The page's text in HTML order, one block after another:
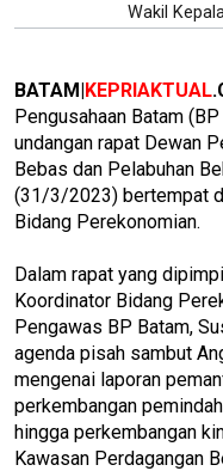
Wakil
BATAM|KEPRIAKTUAL
Pengusahaan Batam
undangan rapat Dewan
Bebas dan Pelabuhan
(31/3/2023) bertempat
Bidang Perekonomian.
Dalam rapat yang
Koordinator Bidang
Pengawas BP Batam,
agenda pisah sambut
mengenai laporan
perkembangan
hingga perkembangan
Kawasan Perdagangan